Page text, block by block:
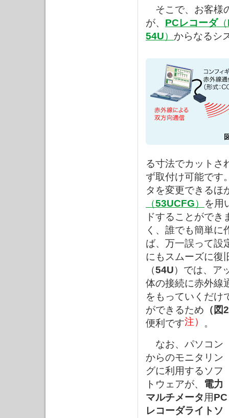
そこで、お客様
が、 PCレコーダ（
54U） からなるシ
る寸法でカットさ
ず取付け可能です
タを変更できるほ
（53UCFG） を用
ドすることがで
く、誰でも簡単に
ば、万一誤って設
にもスムーズに復
（54U）では、ア
体の接続に赤外線
をもっていくだけ
ができるため （図
便利です注） 。
なお、パソコン
からのモニタリン
グに利用するソフ
トウェアが、 電力
マルチメータ用PC
レコーダライトソ